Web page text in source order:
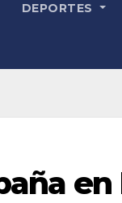
DEPORTES
en